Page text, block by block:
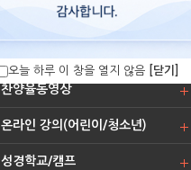
찬양율동영상
온라인 강의(어린이/청소년)
성경학교/캠프
오늘 하루 이 창을 열지 않음 [닫기]